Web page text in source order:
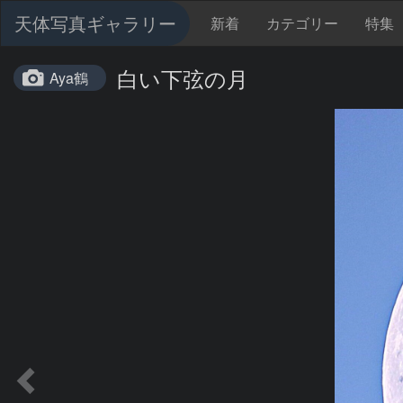
天体写真ギャラリー 新着 カテゴリー 特集
Aya鶴 白い下弦の月